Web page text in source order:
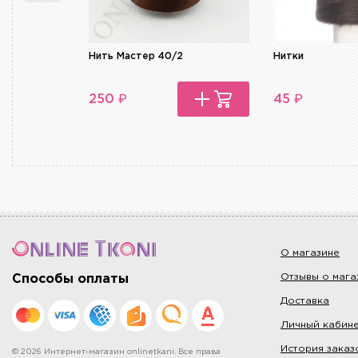
Нить Мастер 40/2
250 ₽
Нитки
45 ₽
Способы оплаты
© 2026 Интернет-магазин onlinetkani. Все права
О магазине
Отзывы о
Доставка
Личный
История